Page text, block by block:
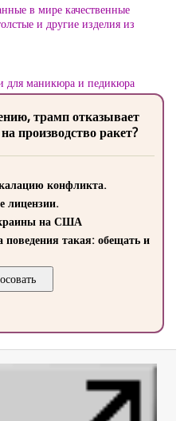
в мире качественные
и другие изделия из
для маникюра и педикюра
трамп отказывает
производство ракет?
конфликта.
лицензии.
на США
поведения такая: обещать и